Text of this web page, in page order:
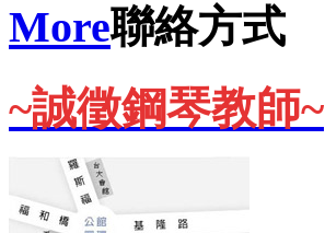
More聯絡方式
~誠徵鋼琴教師~